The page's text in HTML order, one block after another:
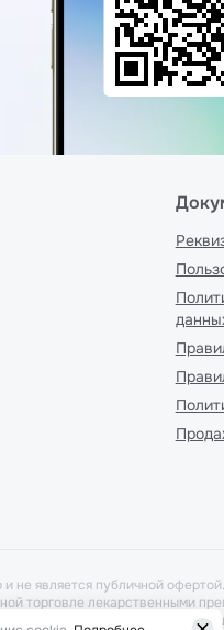
является публичной
торговле лекарственными
при условиях